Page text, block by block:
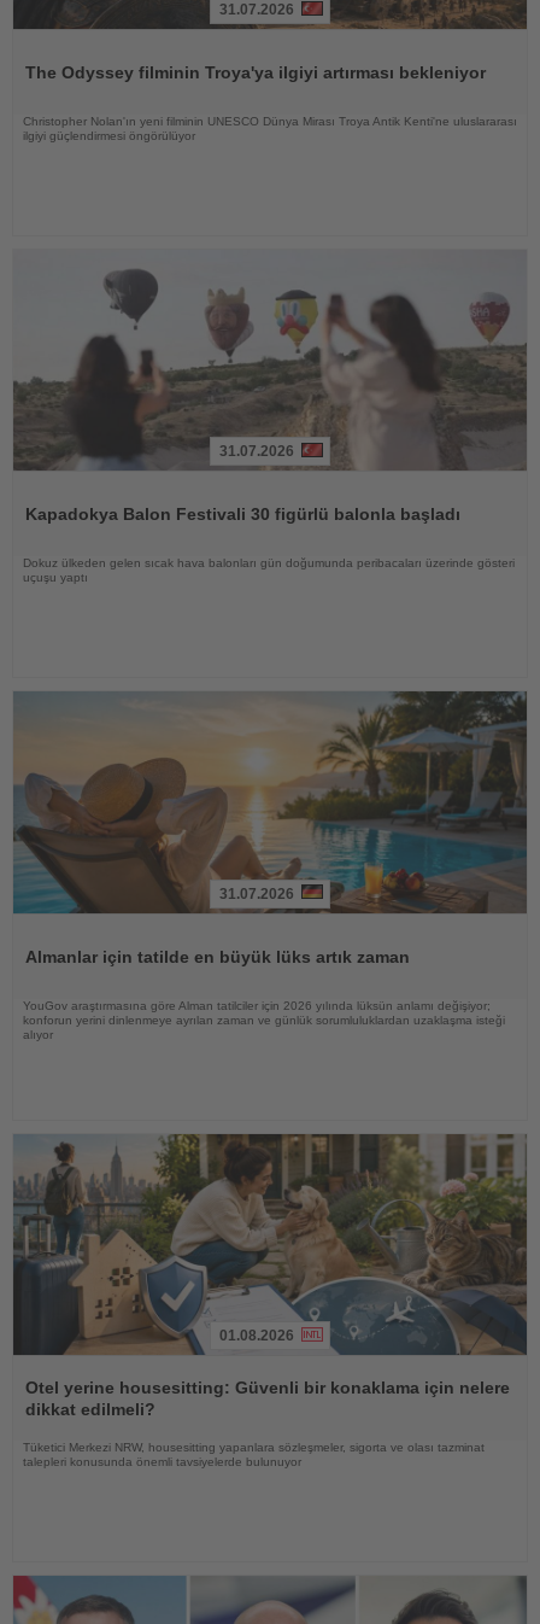
31.07.2026
The Odyssey filminin Troya'ya ilgiyi artırması bekleniyor
Christopher Nolan'ın yeni filminin UNESCO Dünya Mirası Troya Antik Kenti'ne uluslararası
ilgiyi güçlendirmesi öngörülüyor
31.07.2026
Kapadokya Balon Festivali 30 figürlü balonla başladı
Dokuz ülkeden gelen sıcak hava balonları gün doğumunda peribacaları üzerinde gösteri
uçuşu yaptı
31.07.2026
Almanlar için tatilde en büyük lüks artık zaman
YouGov araştırmasına göre Alman tatilciler için 2026 yılında lüksün anlamı değişiyor;
konforun yerini dinlenmeye ayrılan zaman ve günlük sorumluluklardan uzaklaşma isteği
alıyor
Oku
01.08.2026
Otel yerine housesitting: Güvenli bir konaklama için nelere
dikkat edilmeli?
Tüketici Merkezi NRW, housesitting yapanlara sözleşmeler, sigorta ve olası tazminat
talepleri konusunda önemli tavsiyelerde bulunuyor